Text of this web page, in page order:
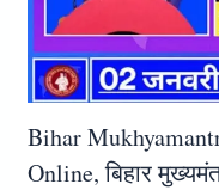
Bihar
Online, बिहार